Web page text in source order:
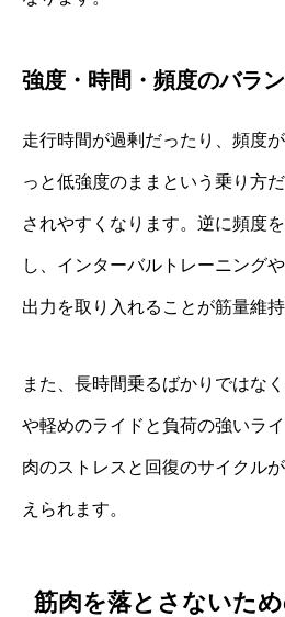
強度・時間・頻度のバラ
走行時間が過剰だったり、頻度
っと低強度のままという乗り方
されやすくなります。逆に頻度
し、インターバルトレーニング
出力を取り入れることが筋量維
また、長時間乗るばかりではな
や軽めのライドと負荷の強いラ
肉のストレスと回復のサイクル
えられます。
筋肉を落とさないた